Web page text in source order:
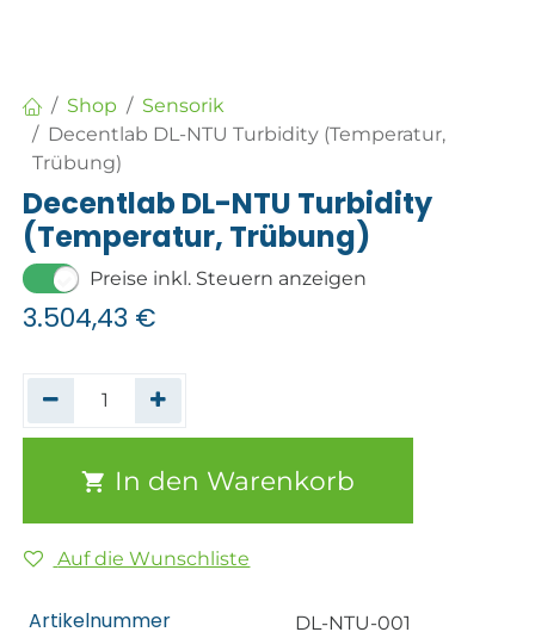
Shop
Sensorik
Decentlab DL-NTU Turbidity (Temperatur,
Trübung)
Decentlab DL-NTU Turbidity
(Temperatur, Trübung)
Preise inkl. Steuern anzeigen
3.504,43 €
In den Warenkorb
Auf die Wunschliste
Artikelnummer DL-NTU-001